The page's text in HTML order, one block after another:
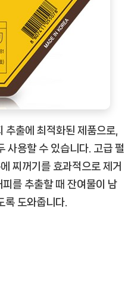
택
[CoffeeTimeNOW
ㅣ
천
상
품]
출에 최적화된 제품으로,
사용할 수 있습니다. 고급 펄
찌꺼기를 효과적으로 제거
를 추출할 때 잔여물이 남
록 도와줍니다.